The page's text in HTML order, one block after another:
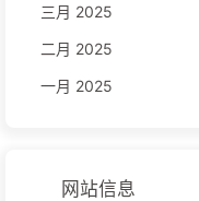
三月 2025
二月 2025
一月 2025
网站信息